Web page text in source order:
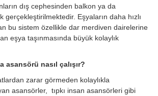
dış cephesinden balkon ya da
gerçekleştirilmektedir. Eşyaların daha hızlı
bu sistem özellikle dar merdiven dairelerine
eşya taşınmasında büyük kolaylık
asansörü nasıl çalışır?
zarar görmeden kolaylıkla
asansörler, tıpkı insan asansörleri gibi